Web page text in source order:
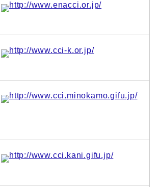
http://www.enacci.or.jp/
http://www.cci-k.or.jp/
http://www.cci.minokamo.gifu.jp/
http://www.cci.kani.gifu.jp/